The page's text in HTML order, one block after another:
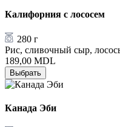
Калифорния с лососем
280 г
Рис, сливочный сыр,
189,00 MDL
Выбрать
Канада Эби